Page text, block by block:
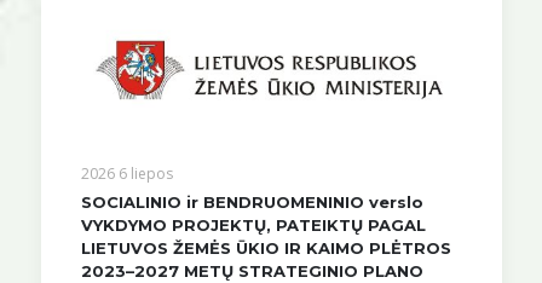
2026 6 liepos
SOCIALINIO ir BENDRUOMENINIO verslo
VYKDYMO PROJEKTŲ, PATEIKTŲ PAGAL
LIETUVOS ŽEMĖS ŪKIO IR KAIMO PLĖTROS
2023–2027 METŲ STRATEGINIO PLANO